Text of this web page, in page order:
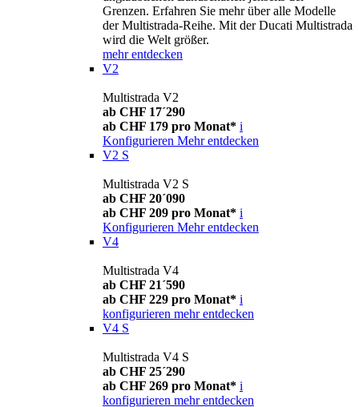
Grenzen. Erfahren Sie mehr über alle Modelle
der Multistrada-Reihe. Mit der Ducati Multistrada
wird die Welt größer.
mehr entdecken
V2
Multistrada V2
ab CHF 17´290
ab CHF 179 pro Monat* i
Konfigurieren Mehr entdecken
V2 S
Multistrada V2 S
ab CHF 20´090
ab CHF 209 pro Monat* i
Konfigurieren Mehr entdecken
V4
Multistrada V4
ab CHF 21´590
ab CHF 229 pro Monat* i
konfigurieren mehr entdecken
V4 S
Multistrada V4 S
ab CHF 25´290
ab CHF 269 pro Monat* i
konfigurieren mehr entdecken